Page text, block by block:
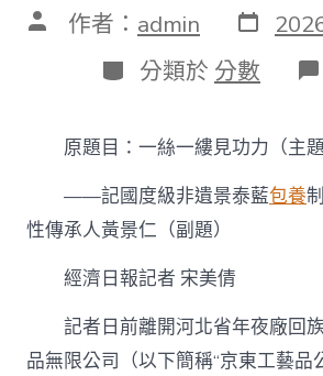
文 作者： admin 發
表
日
期
分
類
分類於 分數
原題目：一絲一縷見功力（主題
——記國度級非遺景泰藍包養
性傳承人黃景仁（副題）
經濟日報記者 宋美倩
記者日前離開河北省年夜廠回
品無限公司（以下簡稱“京東工藝品